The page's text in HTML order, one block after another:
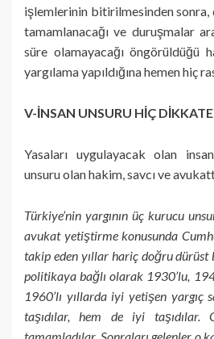
işlemlerinin bitirilmesinden sonra,
tamamlanacağı ve duruşmalar
süre olamayacağı öngörüldüğü
yargılama yapıldığına hemen hiç
V-İNSAN UNSURU HİÇ
Yasaları uygulayacak olan
unsuru olan hakim, savcı ve
Türkiye’nin yargının üç kurucu
avukat yetiştirme konusunda
takip eden yıllar hariç doğru dürüst
politikaya bağlı olarak 1930’lu,
1960’lı yıllarda iyi yetişen yargıç
taşıdılar, hem de iyi taşıdılar.